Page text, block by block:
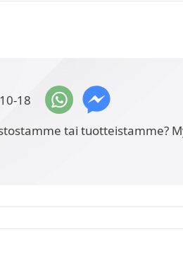
18
tai tuotteistamme?